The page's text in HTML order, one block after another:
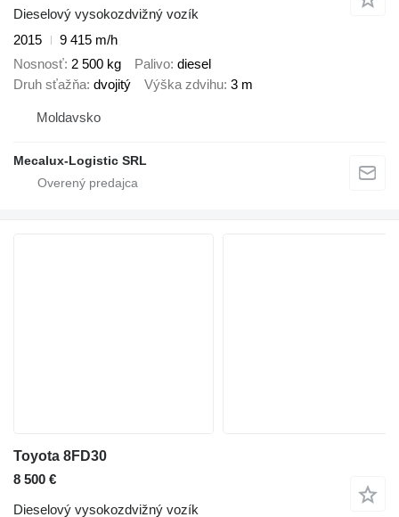
Dieselový vysokozdvižný vozík
2015
9 415 m/h
Nosnosť 2 500 kg Palivo diesel
Druh sťažňa dvojitý Výška zdvihu 3 m
Moldavsko
Mecalux-Logistic SRL
Toyota 8FD30
8 500 €
Dieselový vysokozdvižný vozík